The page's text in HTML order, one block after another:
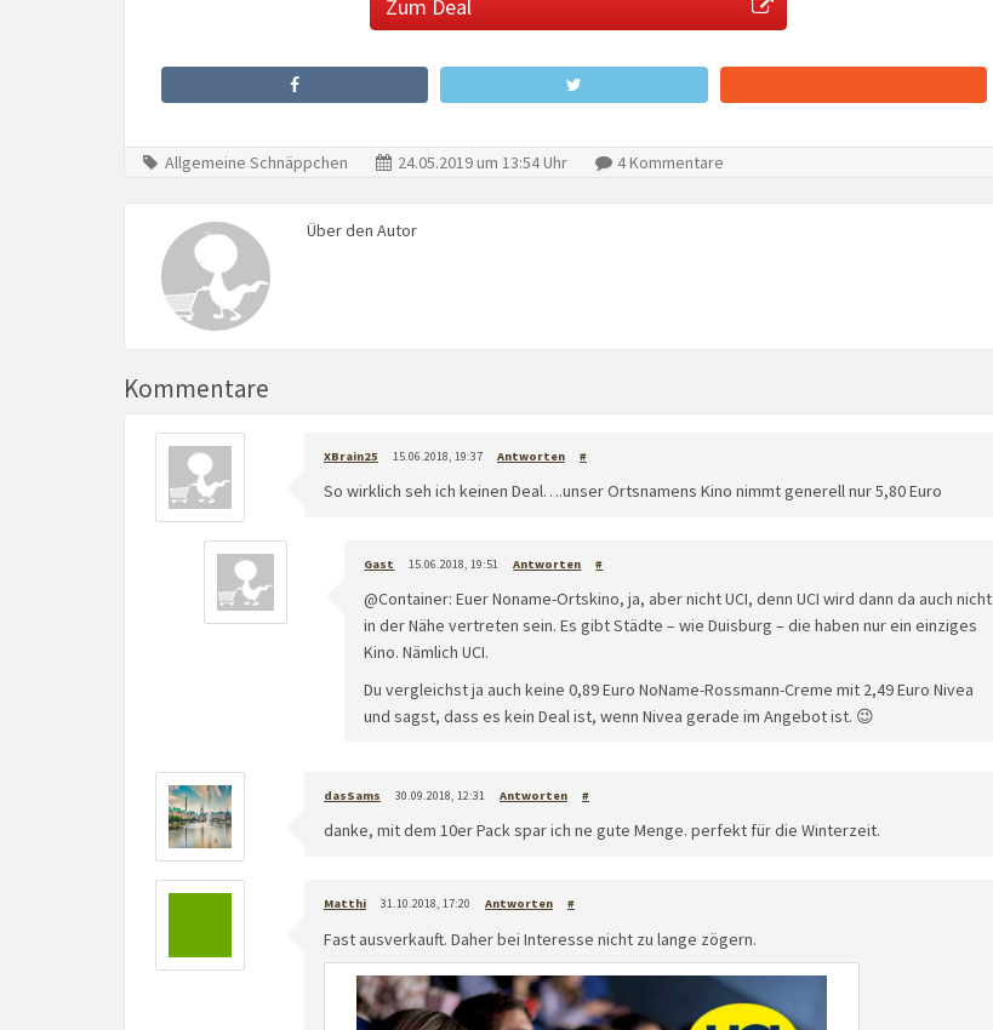
Zum Deal
Allgemeine Schnäppchen 24.05.2019 um 13:54 Uhr 4 Kommentare
Über den Autor
Kommentare
XBrain25 15.06.2018, 19:37 Antworten #
So wirklich seh ich keinen Deal….unser Ortsnamens Kino nimmt generell nur 5,80 Euro
Gast 15.06.2018, 19:51 Antworten #
@Container: Euer Noname-Ortskino, ja, aber nicht UCI, denn UCI wird dann da auch nicht
in der Nähe vertreten sein. Es gibt Städte – wie Duisburg – die haben nur ein einziges
Kino. Nämlich UCI.
Du vergleichst ja auch keine 0,89 Euro NoName-Rossmann-Creme mit 2,49 Euro Nivea
und sagst, dass es kein Deal ist, wenn Nivea gerade im Angebot ist. 😉
dasSams 30.09.2018, 12:31 Antworten #
danke, mit dem 10er Pack spar ich ne gute Menge. perfekt für die Winterzeit.
Matthi 31.10.2018, 17:20 Antworten #
Fast ausverkauft. Daher bei Interesse nicht zu lange zögern.